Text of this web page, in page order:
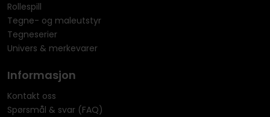
Rollespill
Tegne- og maleutstyr
Tegneserier
Univers & merkevarer
Informasjon
Kontakt oss
Spørsmål & svar (FAQ)